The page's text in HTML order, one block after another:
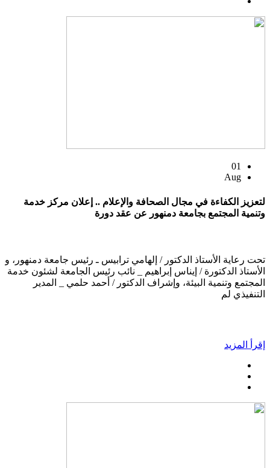
01
Aug
لتعزيز الكفاءة في مجال الصحافة والإعلام .. إعلان مركز خدمة
وتنمية المجتمع بجامعة دمنهور عن عقد دورة
تحت رعاية الأستاذ الدكتور / إلهامي ترابيس ـ رئيس جامعة دمنهور، و
الأستاذ الدكتورة / إيناس إبراهيم _ نائب رئيس الجامعة لشئون خدمة
المجتمع وتنمية البيئة، وإشراف الدكتور / أحمد حلمي _ المدير
التنفيذي لم
إقرأ المزيد